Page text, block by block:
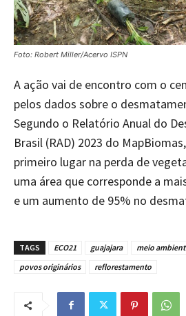
Foto: Robert Miller/Acervo ISPN
A ação vai de encontro com o
pelos dados sobre o
Segundo o Relatório Anual do
Brasil (RAD) 2023 do
primeiro lugar na perda de
uma área que corresponde a
e um aumento de 95% no
TAGS ECO21 guajajara meio
povos originários
reflorestamento